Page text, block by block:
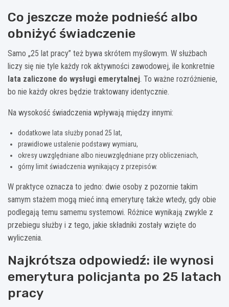
Co jeszcze może podnieść albo
obniżyć świadczenie
Samo „25 lat pracy” też bywa skrótem myślowym. W służbach
liczy się nie tyle każdy rok aktywności zawodowej, ile konkretnie
lata zaliczone do wysługi emerytalnej. To ważne rozróżnienie,
bo nie każdy okres będzie traktowany identycznie.
Na wysokość świadczenia wpływają między innymi:
dodatkowe lata służby ponad 25 lat,
prawidłowe ustalenie podstawy wymiaru,
okresy uwzględniane albo nieuwzględniane przy obliczeniach,
górny limit świadczenia wynikający z przepisów.
W praktyce oznacza to jedno: dwie osoby z pozornie takim
samym stażem mogą mieć inną emeryturę także wtedy, gdy obie
podlegają temu samemu systemowi. Różnice wynikają zwykle z
przebiegu służby i z tego, jakie składniki zostały wzięte do
wyliczenia.
Najkrótsza odpowiedź: ile wynosi
emerytura policjanta po 25 latach
pracy